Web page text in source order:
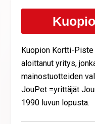
Kuopion Kortti-
aloittanut yritys,
mainostuotteiden
JouPet =yrittäjät
1990 luvun lopusta.